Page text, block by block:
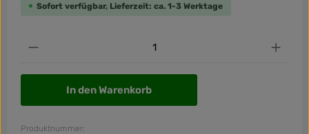
Sofort verfügbar, Lieferzeit: ca. 1-3 Werktage
Produkt Anzahl: Gib den gewünschten Wert
In den Warenkorb
Produktnummer: